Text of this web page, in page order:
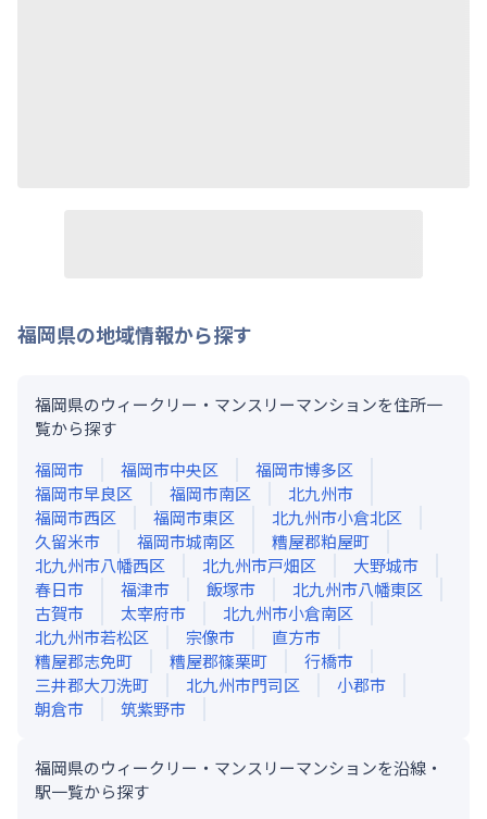
福岡県の地域情報から探す
福岡県のウィークリー・マンスリーマンションを住所一
覧から探す
福岡市
福岡市中央区
福岡市博多区
福岡市早良区
福岡市南区
北九州市
福岡市西区
福岡市東区
北九州市小倉北区
久留米市
福岡市城南区
糟屋郡粕屋町
北九州市八幡西区
北九州市戸畑区
大野城市
春日市
福津市 飯塚市
北九州市八幡東区
古賀市
太宰府市
北九州市小倉南区
北九州市若松区
宗像市
直方市
糟屋郡志免町
糟屋郡篠栗町
行橋市
三井郡大刀洗町
北九州市門司区
小郡市
朝倉市
筑紫野市
福岡県のウィークリー・マンスリーマンションを沿線・
駅一覧から探す